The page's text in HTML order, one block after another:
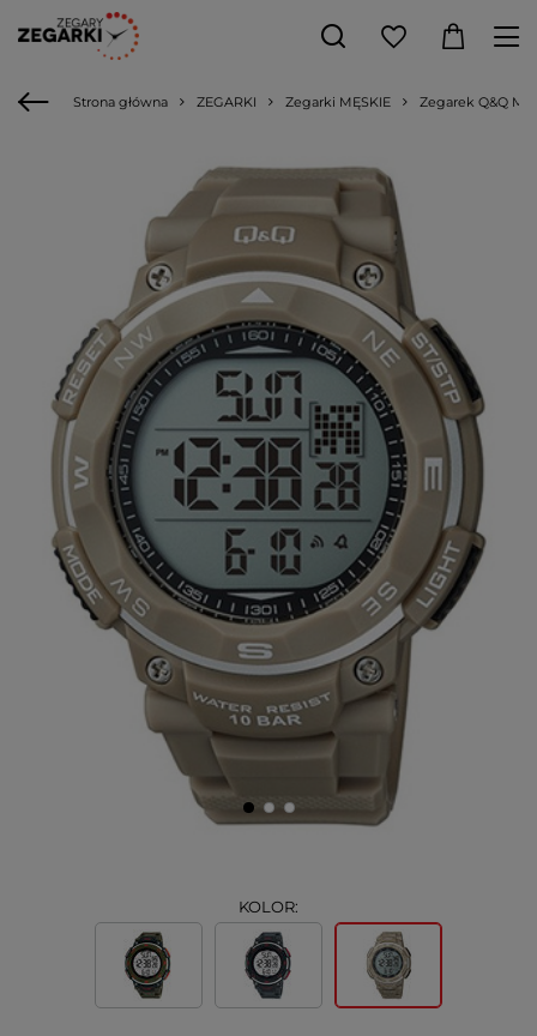
Strona główna ZEGARKI Zegarki MĘSKIE Zegarek Q&Q
KOLOR: